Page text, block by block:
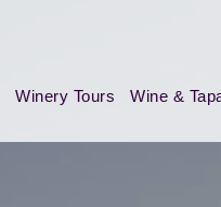
Winery Tours Wine &